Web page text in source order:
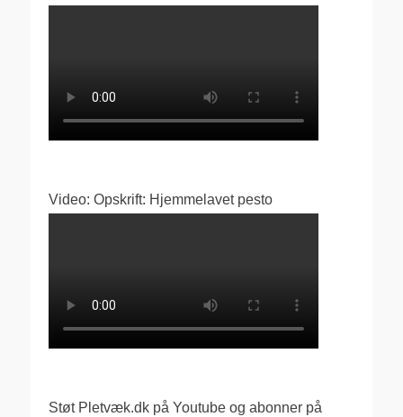
Video: Opskrift: Hjemmelavet pesto
Støt Pletvæk.dk på Youtube og abonner på